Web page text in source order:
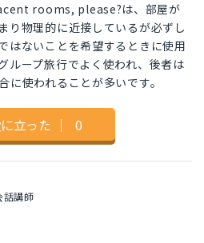
rooms, please?は、部屋が
り物理的に近接しているが必ずし
はないことを希望するときに使用
ループ旅行でよく使われ、後者は
に使われることが多いです。
立った ｜ 0
話講師